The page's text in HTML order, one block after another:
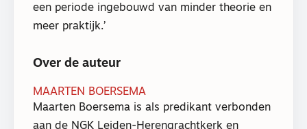
een periode ingebouwd van minder theorie en
meer praktijk.’
Over de auteur
MAARTEN BOERSEMA
Maarten Boersema is als predikant verbonden
aan de NGK Leiden-Herengrachtkerk en